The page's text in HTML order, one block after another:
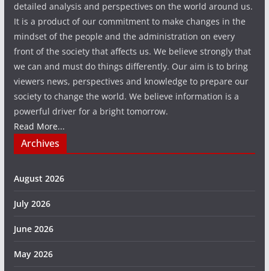
detailed analysis and perspectives on the world around us.
It is a product of our commitment to make changes in the
mindset of the people and the administration on every
front of the society that affects us. We believe strongly that
we can and must do things differently. Our aim is to bring
viewers news, perspectives and knowledge to prepare our
society to change the world. We believe information is a
powerful driver for a bright tomorrow.
Read More...
Archives
August 2026
July 2026
June 2026
May 2026